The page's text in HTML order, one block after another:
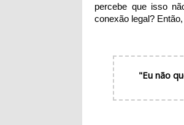
percebe que isso
conexão legal?
"Eu não